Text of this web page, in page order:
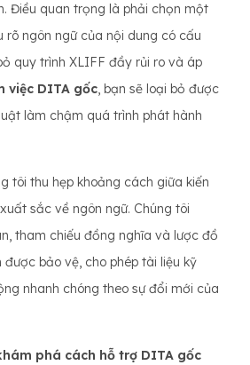
Điều quan trọng là phải chọn một
rõ ngôn ngữ của nội dung có cấu
quy trình XLIFF đầy rủi ro và áp
việc DITA gốc, bạn sẽ loại bỏ được
làm chậm quá trình phát hành
tôi thu hẹp khoảng cách giữa kiến
sắc về ngôn ngữ. Chúng tôi
tham chiếu đồng nghĩa và lược đồ
bảo vệ, cho phép tài liệu kỹ
nhanh chóng theo sự đổi mới của
phá cách hỗ trợ DITA gốc